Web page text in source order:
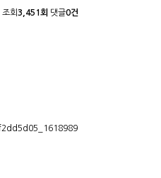
조회3,451회 댓글0건